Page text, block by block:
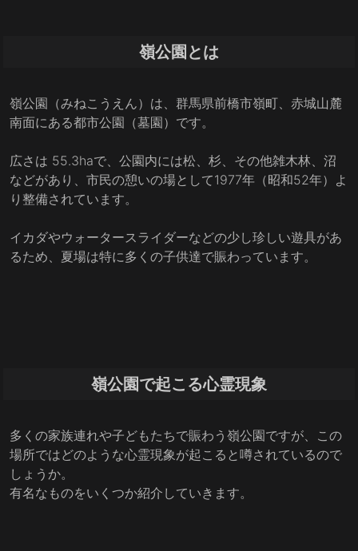
嶺公園とは
嶺公園（みねこうえん）は、群馬県前橋市嶺町、赤城山麓
南面にある都市公園（墓園）です。
広さは 55.3haで、公園内には松、杉、その他雑木林、沼
などがあり、市民の憩いの場として1977年（昭和52年）よ
り整備されています。
イカダやウォータースライダーなどの少し珍しい遊具があ
るため、夏場は特に多くの子供達で賑わっています。
嶺公園で起こる心霊現象
多くの家族連れや子どもたちで賑わう嶺公園ですが、この
場所ではどのような心霊現象が起こると噂されているので
しょうか。
有名なものをいくつか紹介していきます。